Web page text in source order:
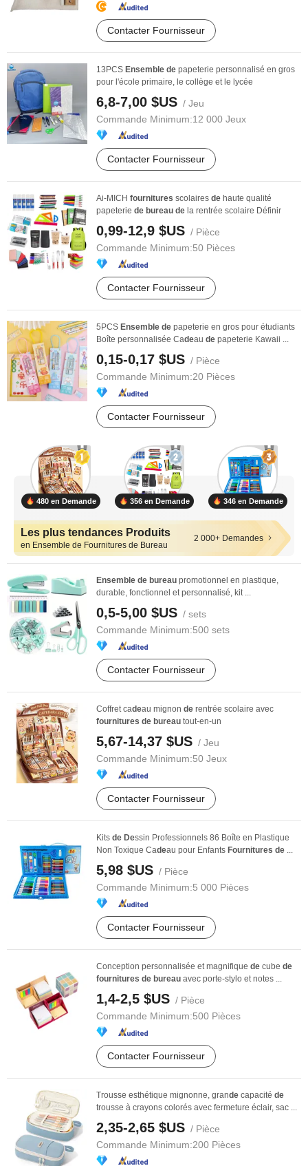
Contacter Fournisseur
13PCS Ensemble de papeterie personnalisé en gros
pour l'école primaire, le collège et le lycée
6,8-7,00 $US / Jeu
Commande Minimum:12 000 Jeux
Contacter Fournisseur
Ai-MICH fournitures scolaires de haute qualité
papeterie de bureau de la rentrée scolaire Définir
0,99-12,9 $US / Pièce
Commande Minimum:50 Pièces
Contacter Fournisseur
5PCS Ensemble de papeterie en gros pour étudiants
Boîte personnalisée Cadeau de papeterie Kawaii ...
0,15-0,17 $US / Pièce
Commande Minimum:20 Pièces
Contacter Fournisseur
480 en Demande 356 en Demande 346 en Demande
Les plus tendances Produits
en Ensemble de Fournitures de Bureau
2 000+ Demandes
Ensemble de bureau promotionnel en plastique,
durable, fonctionnel et personnalisé, kit ...
0,5-5,00 $US / sets
Commande Minimum:500 sets
Contacter Fournisseur
Coffret cadeau mignon de rentrée scolaire avec
fournitures de bureau tout-en-un
5,67-14,37 $US / Jeu
Commande Minimum:50 Jeux
Contacter Fournisseur
Kits de Dessin Professionnels 86 Boîte en Plastique
Non Toxique Cadeau pour Enfants Fournitures de ...
5,98 $US / Pièce
Commande Minimum:5 000 Pièces
Contacter Fournisseur
Conception personnalisée et magnifique de cube de
fournitures de bureau avec porte-stylo et notes ...
1,4-2,5 $US / Pièce
Commande Minimum:500 Pièces
Contacter Fournisseur
Trousse esthétique mignonne, grande capacité de
trousse à crayons colorés avec fermeture éclair, sac ...
2,35-2,65 $US / Pièce
Commande Minimum:200 Pièces